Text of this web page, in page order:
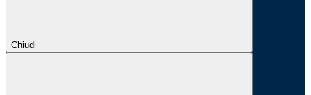
Chiudi